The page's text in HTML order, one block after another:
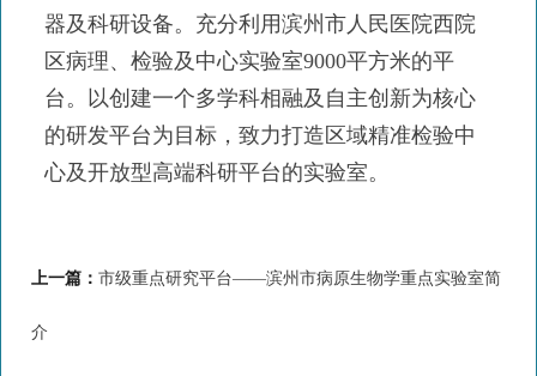
器及科研设备。充分利用滨州市人民医院西院
区病理、检验及中心实验室9000平方米的平
台。以创建一个多学科相融及自主创新为核心
的研发平台为目标，致力打造区域精准检验中
心及开放型高端科研平台的实验室。
上一篇：市级重点研究平台——滨州市病原生物学重点实验室简
介